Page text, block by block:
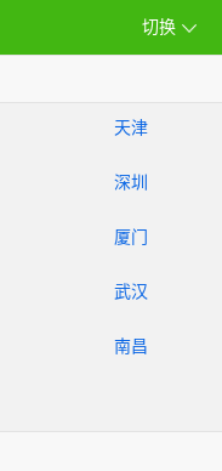
切换
天津
深圳
厦门
武汉
南昌